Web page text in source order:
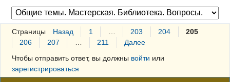
Страницы Назад 1 203 204
205
206
207 211
Далее
Чтобы отправить ответ, вы должны войти или
зарегистрироваться